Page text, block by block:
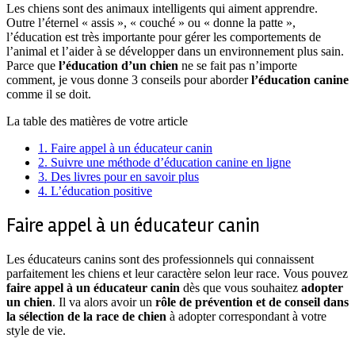
Les chiens sont des animaux intelligents qui aiment apprendre.
Outre l’éternel « assis », « couché » ou « donne la patte »,
l’éducation est très importante pour gérer les comportements de
l’animal et l’aider à se développer dans un environnement plus sain.
Parce que l’éducation d’un chien ne se fait pas n’importe
comment, je vous donne 3 conseils pour aborderl’éducation canine
comme il se doit.
La table des matières de votre article
1. Faire appel à un éducateur canin
2. Suivre une méthode d’éducation canine en ligne
3. Des livres pour en savoir plus
4. L’éducation positive
Faire appel à un éducateur canin
Les éducateurs canins sont des professionnels qui connaissent
parfaitement les chiens et leur caractère selon leur race. Vous pouvez
faire appel à un éducateur canin dès que vous souhaitez adopter
un chien. Il va alors avoir un rôle de prévention et de conseil dans
la sélection de la race de chien à adopter correspondant à votre
style de vie.